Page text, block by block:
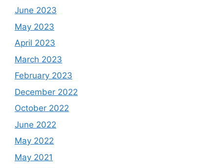
June 2023
May 2023
April 2023
March 2023
February 2023
December 2022
October 2022
June 2022
May 2022
May 2021